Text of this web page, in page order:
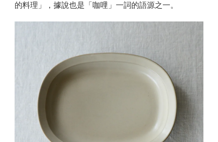
的料理」，據說也是「咖哩」一詞的語源之一。